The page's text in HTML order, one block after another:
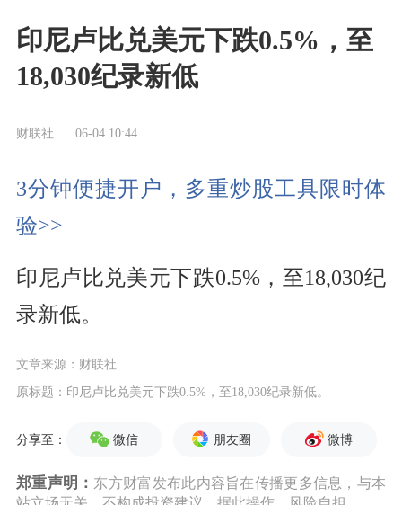
印尼卢比兑美元下跌0.5%，至
18,030纪录新低
财联社 06-04 10:44
3分钟便捷开户，多重炒股工具限时体
验>>
印尼卢比兑美元下跌0.5%，至18,030纪
录新低。
文章来源：财联社
原标题：印尼卢比兑美元下跌0.5%，至18,030纪录新低。
分享至： 微信 朋友圈 微博
郑重声明： 东方财富发布此内容旨在传播更多信息，与本